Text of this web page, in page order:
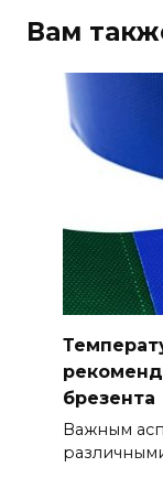
Вам
брезента
Важным